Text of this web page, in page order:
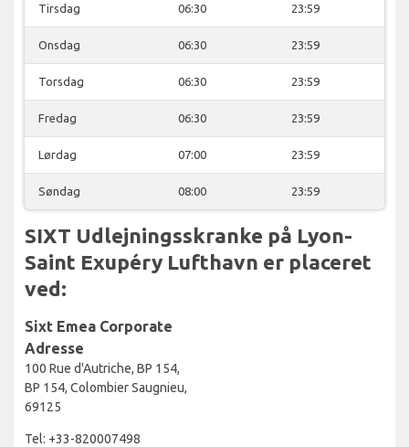
Tirsdag 06:30 23:59
Onsdag 06:30 23:59
Torsdag 06:30 23:59
Fredag 06:30 23:59
Lørdag 07:00 23:59
Søndag 08:00 23:59
SIXT Udlejningsskranke på Lyon-
Saint Exupéry Lufthavn er placeret
ved:
Sixt Emea Corporate
Adresse
100 Rue d'Autriche, BP 154,
BP 154, Colombier Saugnieu,
69125
Tel: +33-820007498